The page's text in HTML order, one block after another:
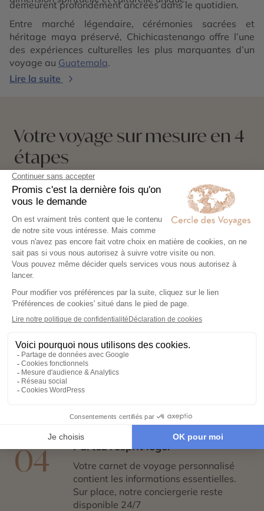
demeurent profondément ancrées dans le quotidien.
Entre marché légendaire, cérémonies sacrées et
héritage maya préservé, Chichicastenango offre l’une
des expériences culturelles les plus marquantes d’un
voyage au Guatemala.
Lire la suite
Votre voyage sur mesure en 4
étapes
01 Exprimez vos envies
Remplissez notre formulaire en ligne et
laissez libre cours à vos rêves de
voyage : inspirations, budget, période
idéale…
02 Co-construisez votre itinéraire
Échangez avec un conseiller-expert
pour créer un voyage à votre image,
03 Réservez en toute sérénité
Hébergements, transports, formalités,
expériences exclusives : nous nous
qu’à partir !
04 Partez l’esprit léger
Votre carnet de voyage personnalisé
contient les informations essentielles.
Sur place, notre conciergerie reste
disponible 24/7